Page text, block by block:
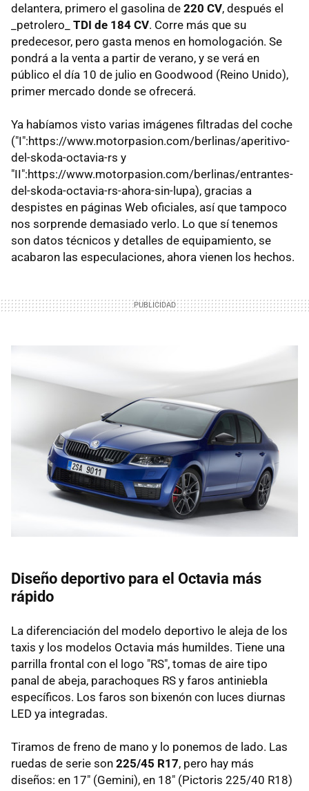
delantera, primero el gasolina de 220 CV, después el
_petrolero_ TDI de 184 CV. Corre más que su
predecesor, pero gasta menos en homologación. Se
pondrá a la venta a partir de verano, y se verá en
público el día 10 de julio en Goodwood (Reino Unido),
primer mercado donde se ofrecerá.
Ya habíamos visto varias imágenes filtradas del coche
("I":https://www.motorpasion.com/berlinas/aperitivo-
del-skoda-octavia-rs y
"II":https://www.motorpasion.com/berlinas/entrantes-
del-skoda-octavia-rs-ahora-sin-lupa), gracias a
despistes en páginas Web oficiales, así que tampoco
nos sorprende demasiado verlo. Lo que sí tenemos
son datos técnicos y detalles de equipamiento, se
acabaron las especulaciones, ahora vienen los hechos.
Diseño deportivo para el Octavia más
rápido
La diferenciación del modelo deportivo le aleja de los
taxis y los modelos Octavia más humildes. Tiene una
parrilla frontal con el logo "RS", tomas de aire tipo
panal de abeja, parachoques RS y faros antiniebla
específicos. Los faros son bixenón con luces diurnas
LED ya integradas.
Tiramos de freno de mano y lo ponemos de lado. Las
ruedas de serie son 225/45 R17, pero hay más
diseños: en 17" (Gemini), en 18" (Pictoris 225/40 R18)